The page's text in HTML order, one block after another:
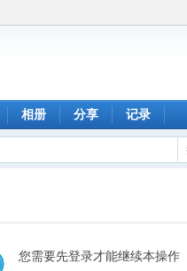
相册 分享 记录
您需要先登录才能继续本操作